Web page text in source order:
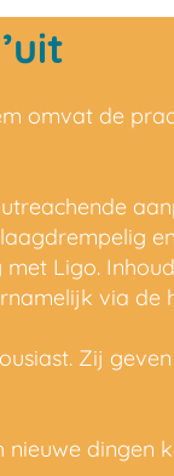
omvat de
Ligo.
via de
Zij
dingen